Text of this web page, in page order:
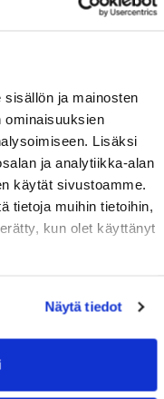
ja mainosten
ominaisuuksien
Lisäksi
ja analytiikka-alan
käytät sivustoamme.
tietoja muihin tietoihin,
kun olet käyttänyt
Näytä tiedot